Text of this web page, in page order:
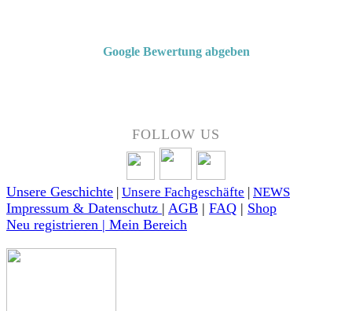
Google Bewertung abgeben
FOLLOW US
Unsere Geschichte | Unsere Fachgeschäfte | NEWS
Impressum & Datenschutz | AGB | FAQ | Shop
Neu registrieren | Mein Bereich